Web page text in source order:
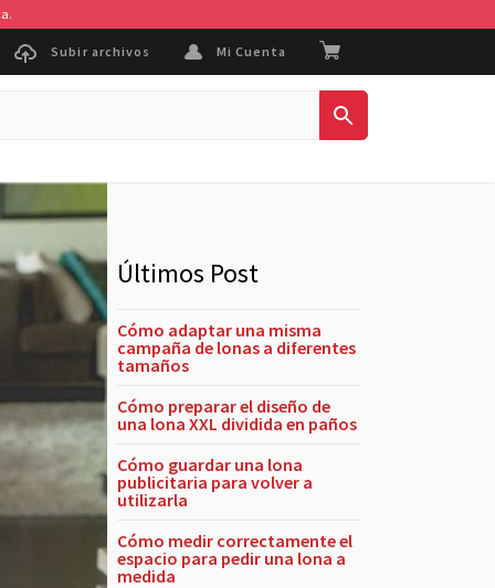
Subir archivos Mi Cuenta
Últimos Post
Cómo adaptar una misma
campaña de lonas a diferentes
tamaños
Cómo preparar el diseño de
una lona XXL dividida en paños
Cómo guardar una lona
publicitaria para volver a
utilizarla
Cómo medir correctamente el
espacio para pedir una lona a
medida